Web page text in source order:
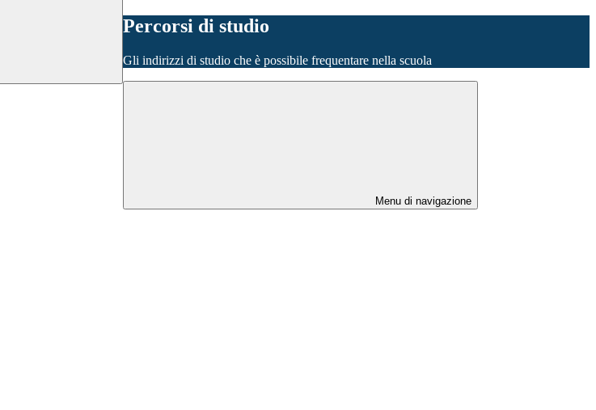
Percorsi di studio
Gli indirizzi di studio che è possibile frequentare nella scuola
Menu di navigazione